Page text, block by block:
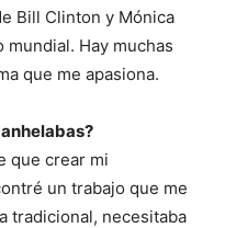
Bill Clinton y Mónica
Hay muchas
que me apasiona.
que crear mi
un trabajo que me
tradicional, necesitaba